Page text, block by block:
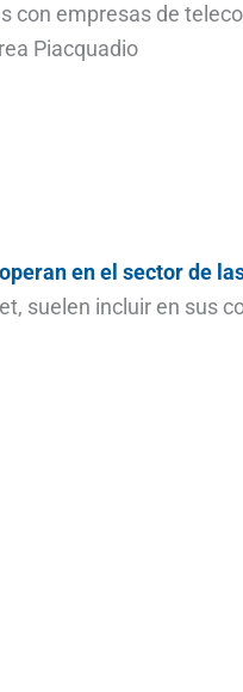
con empresas de
Piacquadio
en el sector de
suelen incluir en sus